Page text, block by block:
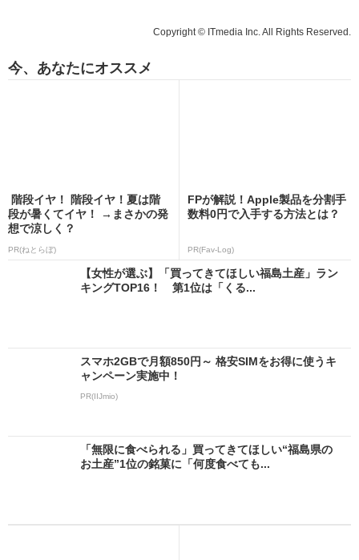
Copyright © ITmedia Inc. All Rights Reserved.
今、あなたにオススメ
階段イヤ！ 階段イヤ！夏は階
段が暑くてイヤ！ →まさかの発
想で涼しく？
PR(ねとらぼ)
FPが解説！Apple製品を分割手
数料0円で入手する方法とは？
PR(Fav-Log)
【女性が選ぶ】「買ってきてほしい福島土産」ラン
キングTOP16！ 第1位は「くる...
スマホ2GBで月額850円～ 格安SIMをお得に使うキ
ャンペーン実施中！
PR(IIJmio)
「無限に食べられる」買ってきてほしい“福島県の
お土産”1位の銘菓に「何度食べても...